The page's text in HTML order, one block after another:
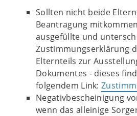
Sollten nicht beide
Beantragung
ausgefüllte und
Zustimmungserklärung
Elternteils zur
Dokumentes - dieses
folgendem Link:
Negativbescheinigung
wenn das alleinige